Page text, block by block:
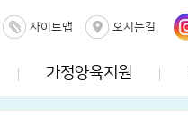
사이트맵 오시는길
가정양육지원